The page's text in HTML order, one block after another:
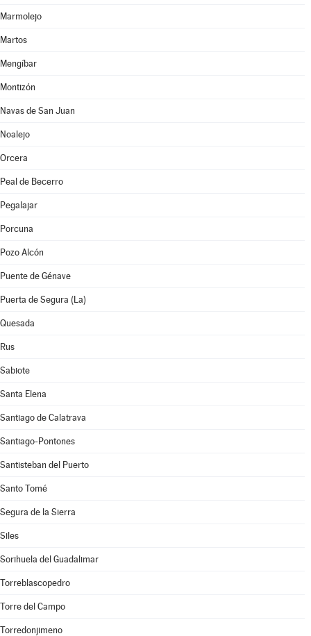
Marmolejo
Martos
Mengíbar
Montizón
Navas de San Juan
Noalejo
Orcera
Peal de Becerro
Pegalajar
Porcuna
Pozo Alcón
Puente de Génave
Puerta de Segura (La)
Quesada
Rus
Sabiote
Santa Elena
Santiago de Calatrava
Santiago-Pontones
Santisteban del Puerto
Santo Tomé
Segura de la Sierra
Siles
Sorihuela del Guadalimar
Torreblascopedro
Torre del Campo
Torredonjimeno